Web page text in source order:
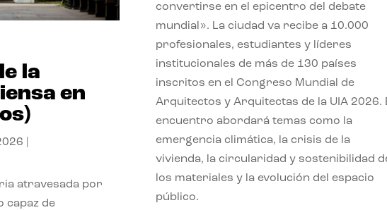
la
en
atravesada por
capaz de
convertirse en el epicentro del debate
mundial». La ciudad va recibe a 10.000
profesionales, estudiantes y líderes
institucionales de más de 130 países
inscritos en el Congreso Mundial de
Arquitectos y Arquitectas de la UIA 2026.
encuentro abordará temas como la
emergencia climática, la crisis de la
vivienda, la circularidad y sostenibilidad
los materiales y la evolución del espacio
público.